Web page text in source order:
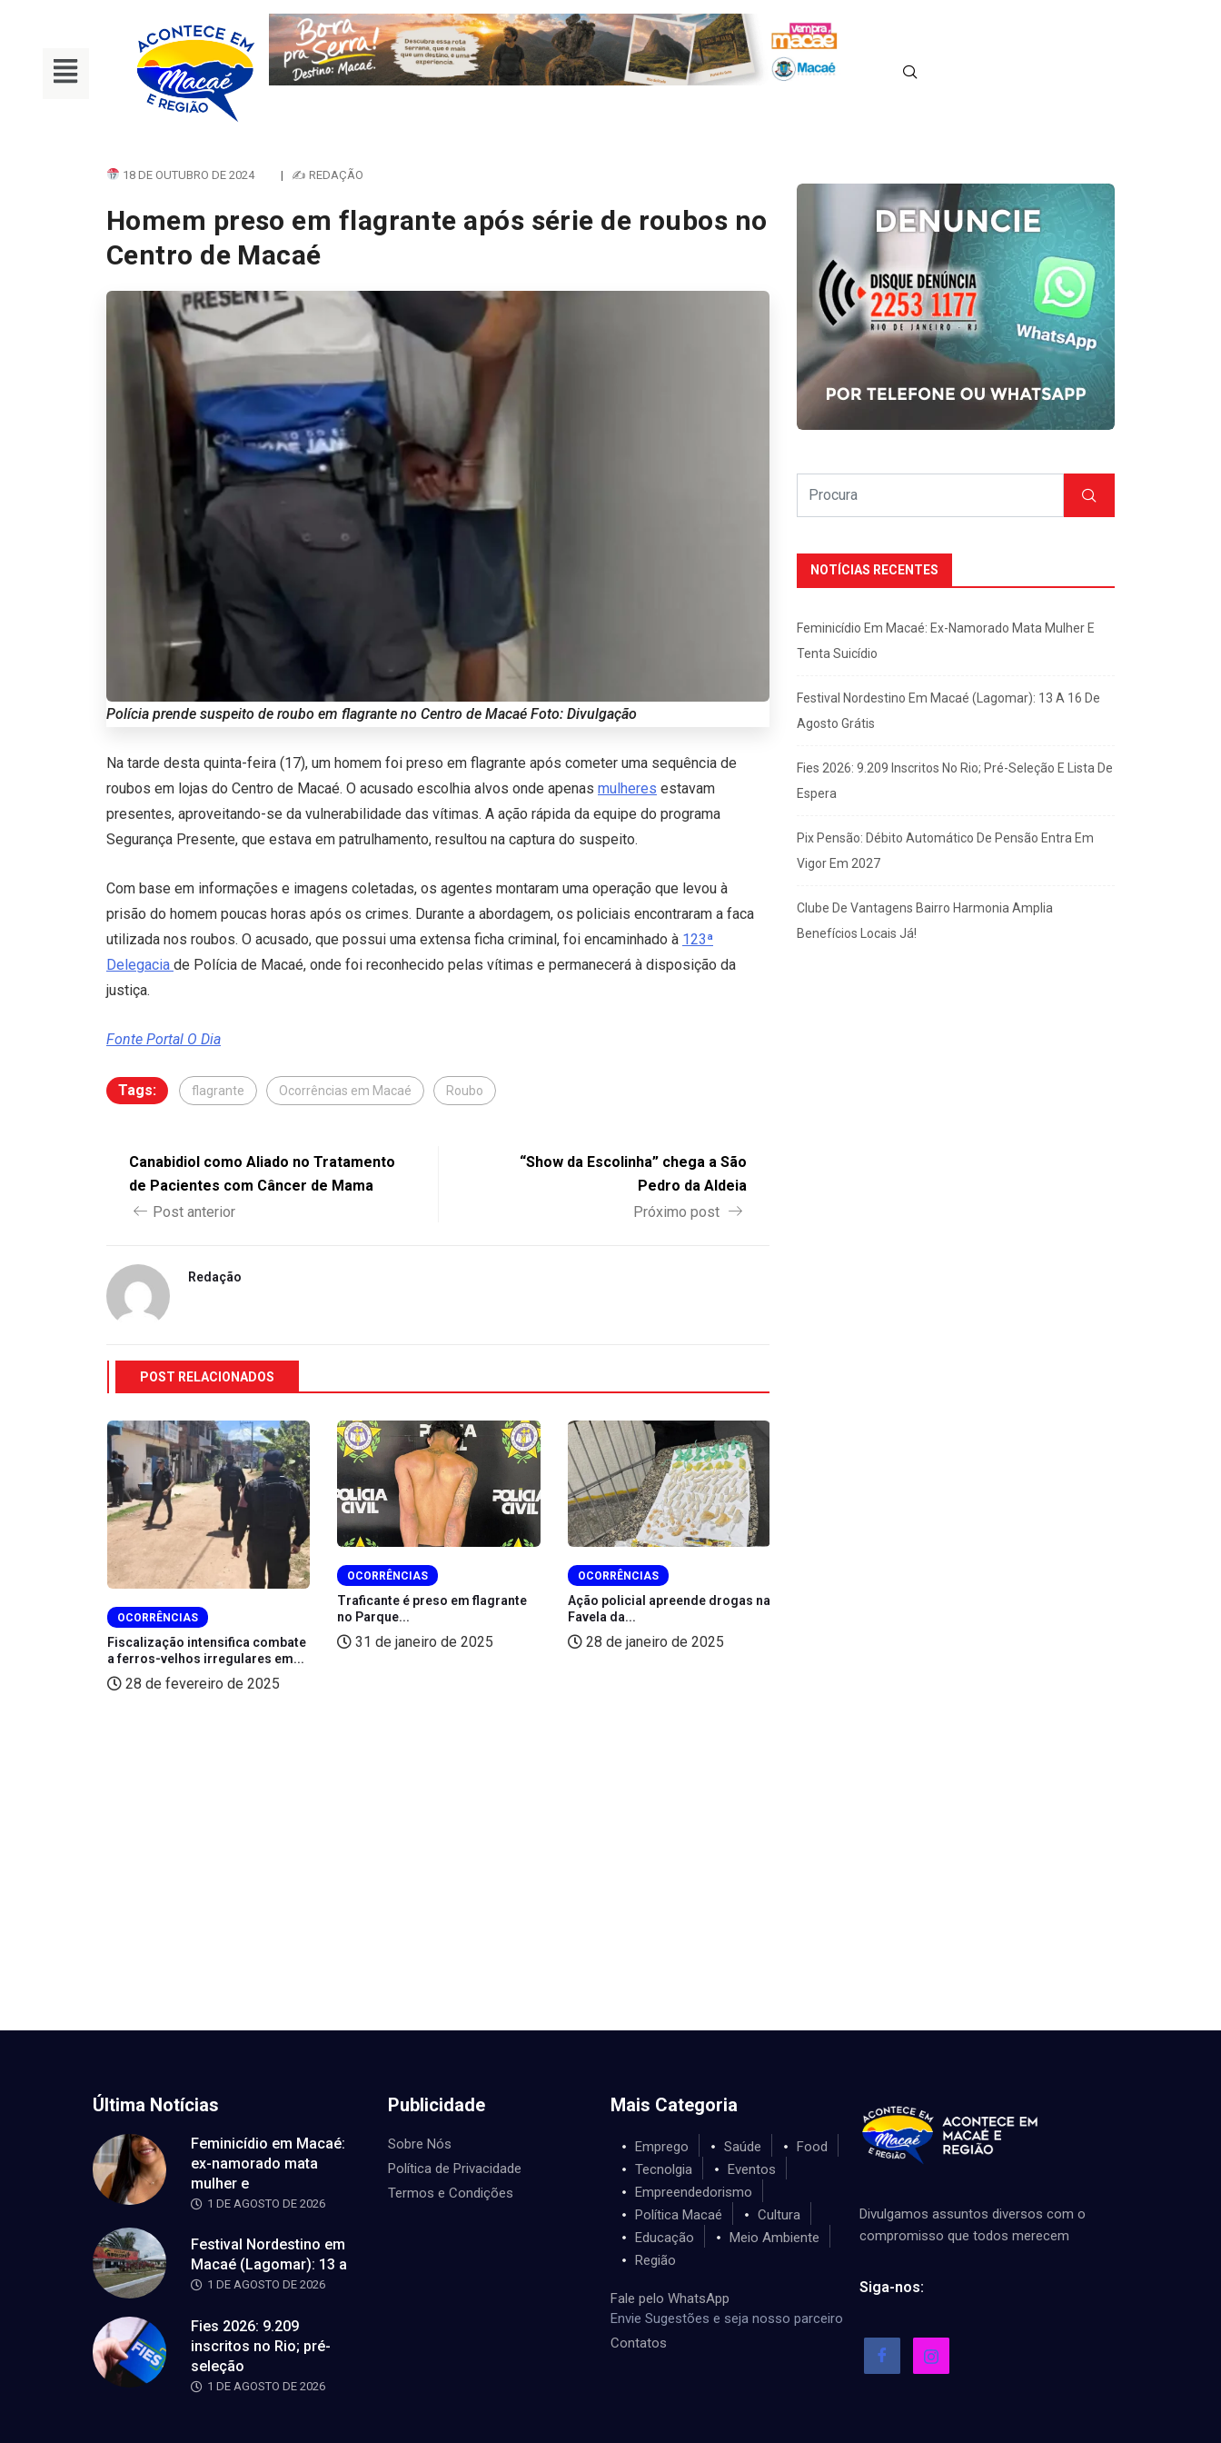
18 DE OUTUBRO DE 2024 | ✍ REDAÇÃO
Homem preso em flagrante após série de roubos no
Centro de Macaé
Polícia prende suspeito de roubo em flagrante no Centro de Macaé Foto: Divulgação
Na tarde desta quinta-feira (17), um homem foi preso em flagrante após cometer uma sequência de
roubos em lojas do Centro de Macaé. O acusado escolhia alvos onde apenas mulheres estavam
presentes, aproveitando-se da vulnerabilidade das vítimas. A ação rápida da equipe do programa
Segurança Presente, que estava em patrulhamento, resultou na captura do suspeito.
Com base em informações e imagens coletadas, os agentes montaram uma operação que levou à
prisão do homem poucas horas após os crimes. Durante a abordagem, os policiais encontraram a faca
utilizada nos roubos. O acusado, que possui uma extensa ficha criminal, foi encaminhado à 123ª
Delegacia de Polícia de Macaé, onde foi reconhecido pelas vítimas e permanecerá à disposição da
justiça.
Fonte Portal O Dia
Tags: flagrante Ocorrências em Macaé Roubo
Canabidiol como Aliado no Tratamento
de Pacientes com Câncer de Mama
Post anterior
“Show da Escolinha” chega a São
Pedro da Aldeia
Próximo post
Redação
POST RELACIONADOS
OCORRÊNCIAS
Fiscalização intensifica combate
a ferros-velhos irregulares em...
28 de fevereiro de 2025
OCORRÊNCIAS
Traficante é preso em flagrante
no Parque...
31 de janeiro de 2025
OCORRÊNCIAS
Ação policial apreende drogas na
Favela da...
28 de janeiro de 2025
NOTÍCIAS RECENTES
Feminicídio Em Macaé: Ex-Namorado Mata Mulher E
Tenta Suicídio
Festival Nordestino Em Macaé (Lagomar): 13 A 16 De
Agosto Grátis
Fies 2026: 9.209 Inscritos No Rio; Pré-Seleção E Lista De
Espera
Pix Pensão: Débito Automático De Pensão Entra Em
Vigor Em 2027
Clube De Vantagens Bairro Harmonia Amplia
Benefícios Locais Já!
Última Notícias
Feminicídio em Macaé:
ex-namorado mata
mulher e
1 DE AGOSTO DE 2026
Festival Nordestino em
Macaé (Lagomar): 13 a
1 DE AGOSTO DE 2026
Fies 2026: 9.209
inscritos no Rio; pré-
seleção
1 DE AGOSTO DE 2026
Publicidade
Sobre Nós
Política de Privacidade
Termos e Condições
Mais Categoria
Emprego Saúde
Food
Tecnolgia
Eventos
Empreendedorismo
Política Macaé
Cultura
Educação
Meio Ambiente
Região
Fale pelo WhatsApp
Envie Sugestões e seja nosso parceiro
Contatos
Divulgamos assuntos diversos com o
compromisso que todos merecem
Siga-nos: